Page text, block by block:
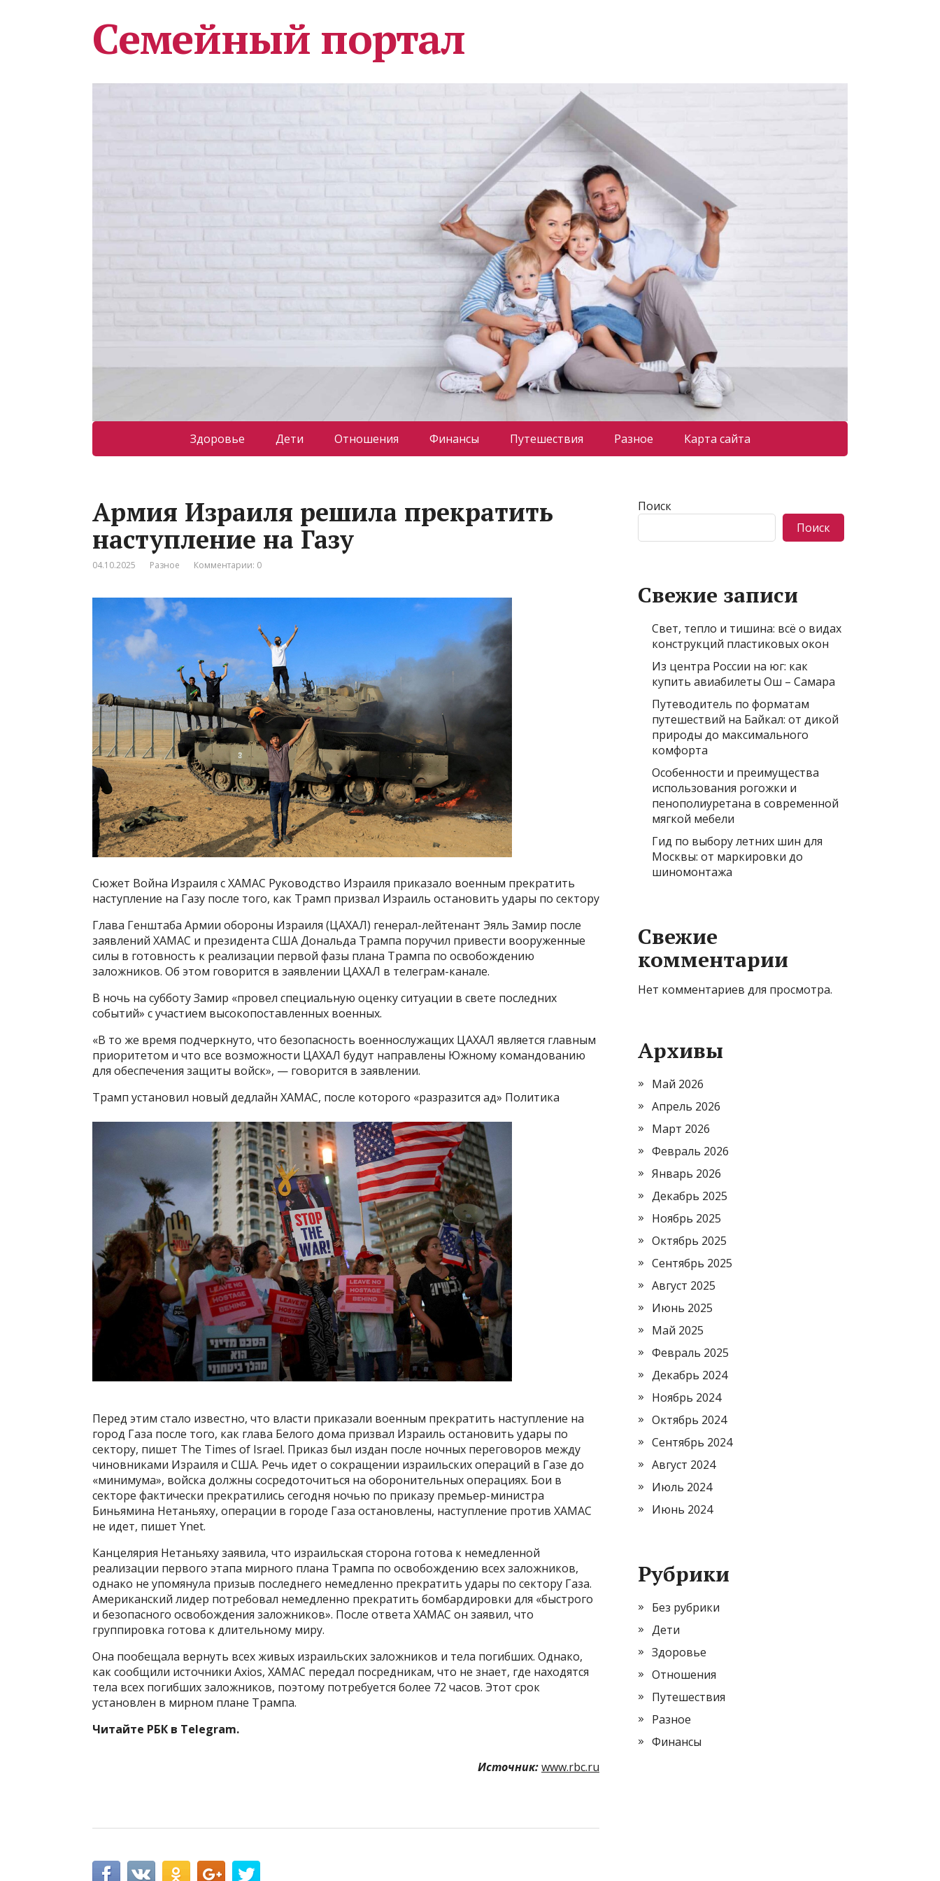
Семейный портал
Здоровье Дети Отношения Финансы Путешествия Разное Карта сайта
Армия Израиля решила прекратить
наступление на Газу
04.10.2025 Разное Комментарии: 0
Сюжет Война Израиля с ХАМАС Руководство Израиля приказало военным прекратить
наступление на Газу после того, как Трамп призвал Израиль остановить удары по сектору
Глава Генштаба Армии обороны Израиля (ЦАХАЛ) генерал-лейтенант Эяль Замир после
заявлений ХАМАС и президента США Дональда Трампа поручил привести вооруженные
силы в готовность к реализации первой фазы плана Трампа по освобождению
заложников. Об этом говорится в заявлении ЦАХАЛ в телеграм-канале.
В ночь на субботу Замир «провел специальную оценку ситуации в свете последних
событий» с участием высокопоставленных военных.
«В то же время подчеркнуто, что безопасность военнослужащих ЦАХАЛ является главным
приоритетом и что все возможности ЦАХАЛ будут направлены Южному командованию
для обеспечения защиты войск», — говорится в заявлении.
Трамп установил новый дедлайн ХАМАС, после которого «разразится ад» Политика
Перед этим стало известно, что власти приказали военным прекратить наступление на
город Газа после того, как глава Белого дома призвал Израиль остановить удары по
сектору, пишет The Times of Israel. Приказ был издан после ночных переговоров между
чиновниками Израиля и США. Речь идет о сокращении израильских операций в Газе до
«минимума», войска должны сосредоточиться на оборонительных операциях. Бои в
секторе фактически прекратились сегодня ночью по приказу премьер-министра
Биньямина Нетаньяху, операции в городе Газа остановлены, наступление против ХАМАС
не идет, пишет Ynet.
Канцелярия Нетаньяху заявила, что израильская сторона готова к немедленной
реализации первого этапа мирного плана Трампа по освобождению всех заложников,
однако не упомянула призыв последнего немедленно прекратить удары по сектору Газа.
Американский лидер потребовал немедленно прекратить бомбардировки для «быстрого
и безопасного освобождения заложников». После ответа ХАМАС он заявил, что
группировка готова к длительному миру.
Она пообещала вернуть всех живых израильских заложников и тела погибших. Однако,
как сообщили источники Axios, ХАМАС передал посредникам, что не знает, где находятся
тела всех погибших заложников, поэтому потребуется более 72 часов. Этот срок
установлен в мирном плане Трампа.
Читайте РБК в Telegram.
Источник:www.rbc.ru
Поиск
Поиск
Свежие записи
Свет, тепло и тишина: всё о видах
конструкций пластиковых окон
Из центра России на юг: как
купить авиабилеты Ош – Самара
Путеводитель по форматам
путешествий на Байкал: от дикой
природы до максимального
комфорта
Особенности и преимущества
использования рогожки и
пенополиуретана в современной
мягкой мебели
Гид по выбору летних шин для
Москвы: от маркировки до
шиномонтажа
Свежие
комментарии
Нет комментариев для просмотра.
Архивы
Май 2026
Апрель 2026
Март 2026
Февраль 2026
Январь 2026
Декабрь 2025
Ноябрь 2025
Октябрь 2025
Сентябрь 2025
Август 2025
Июнь 2025
Май 2025
Февраль 2025
Декабрь 2024
Ноябрь 2024
Октябрь 2024
Сентябрь 2024
Август 2024
Июль 2024
Июнь 2024
Рубрики
Без рубрики
Дети
Здоровье
Отношения
Путешествия
Разное
Финансы